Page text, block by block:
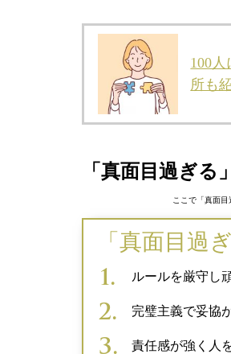
100
所も
「真面目過ぎ
ここで「真面目
「真面目過
ルールを厳守し
完璧主義で妥協
責任感が強く人